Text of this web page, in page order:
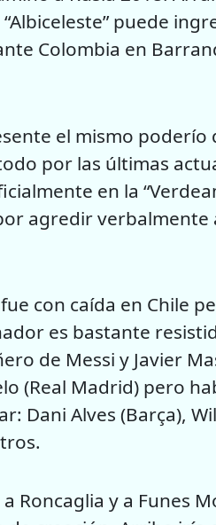
puede
Colombia en
el mismo poderío
por las últimas
en la
agredir
con caída en Chile
es bastante
de Messi y Javier
(Real Madrid) pero
Dani Alves (Barça),
Roncaglia y a Funes